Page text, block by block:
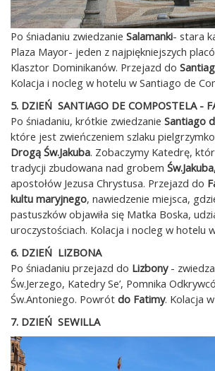
Po śniadaniu zwiedzanie Salamanki- stara
Plaza Mayor- jeden z najpiękniejszych
Klasztor Dominikanów. Przejazd do
Kolacja i nocleg w hotelu w Santiago de
5. DZIEŃ SANTIAGO DE COMPOSTELA -
Po śniadaniu, krótkie zwiedzanie Santiago
które jest zwieńczeniem szlaku
Drogą Św.Jakuba. Zobaczymy Katedrę,
tradycji zbudowana nad grobem
apostołów Jezusa Chrystusa. Przejazd do
kultu maryjnego, nawiedzenie miejsca,
pastuszków objawiła się Matka Boska,
uroczystościach. Kolacja i nocleg w hotelu
6. DZIEŃ LIZBONA
Po śniadaniu przejazd do Lizbony -
Św.Jerzego, Katedry Se’, Pomnika
Św.Antoniego. Powrót do Fatimy. Kolacja
7. DZIEŃ SEWILLA